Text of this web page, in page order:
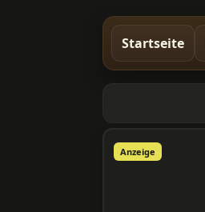
Startseite
Anzeige